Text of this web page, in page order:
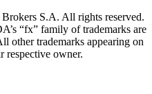
S.A. All rights reserved.
“fx” family of trademarks are
trademarks appearing on
respective owner.